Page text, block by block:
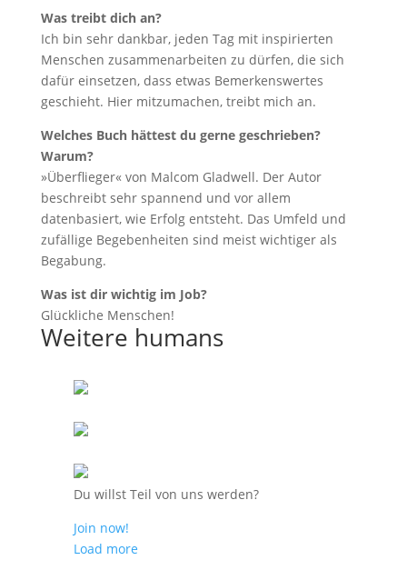
Was treibt dich an?
Ich bin sehr dankbar, jeden Tag mit inspirierten
Menschen zusammenarbeiten zu dürfen, die sich
dafür einsetzen, dass etwas Bemerkenswertes
geschieht. Hier mitzumachen, treibt mich an.
Welches Buch hättest du gerne geschrieben?
Warum?
»Überflieger« von Malcom Gladwell. Der Autor
beschreibt sehr spannend und vor allem
datenbasiert, wie Erfolg entsteht. Das Umfeld und
zufällige Begebenheiten sind meist wichtiger als
Begabung.
Was ist dir wichtig im Job?
Glückliche Menschen!
Weitere humans
Du willst Teil von uns werden?
Join now!
Load more